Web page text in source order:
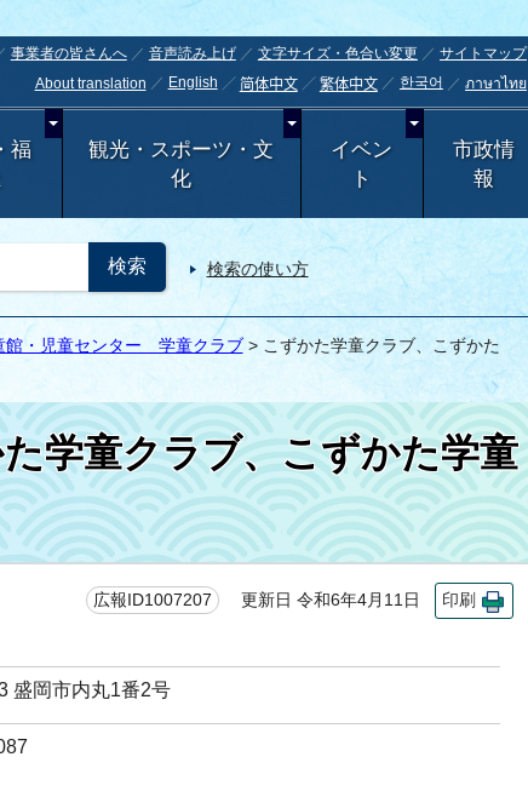
事業者の皆さんへ 音声読み上げ 文字サイズ・色合い変更
サイトマップ
About translation
English 简体中文 繁体中文 한국어 ภาษาไทย
福
観光・スポーツ・文
化
イベン
ト
市政情
報
検索の使い方
館・児童センター 学童クラブ> こずかた学童クラブ、こずかた
学童クラブ、こずかた学童
広報ID1007207 更新日 令和6年4月11日 印刷
盛岡市内丸1番2号